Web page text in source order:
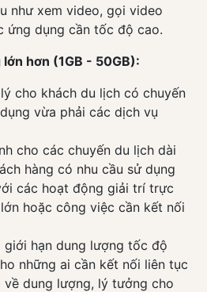
như xem video, gọi video
ứng dụng cần tốc độ cao.
hơn (1GB - 50GB):
lý cho khách du lịch có chuyến
vừa phải các dịch vụ
cho các chuyến du lịch dài
hàng có nhu cầu sử dụng
các hoạt động giải trí trực
hoặc công việc cần kết nối
giới hạn dung lượng tốc độ
những ai cần kết nối liên tục
về dung lượng, lý tưởng cho